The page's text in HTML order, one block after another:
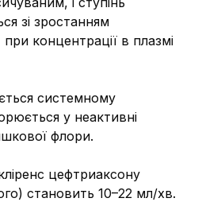
зі зростанням
концентрації в плазмі
системному
у неактивні
флори.
цефтриаксону
становить 10–22 мл/хв.